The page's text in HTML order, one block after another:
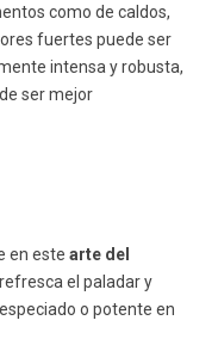
como de caldos,
fuertes puede ser
intensa y robusta,
ser mejor
en este arte del
refresca el paladar y
o potente en